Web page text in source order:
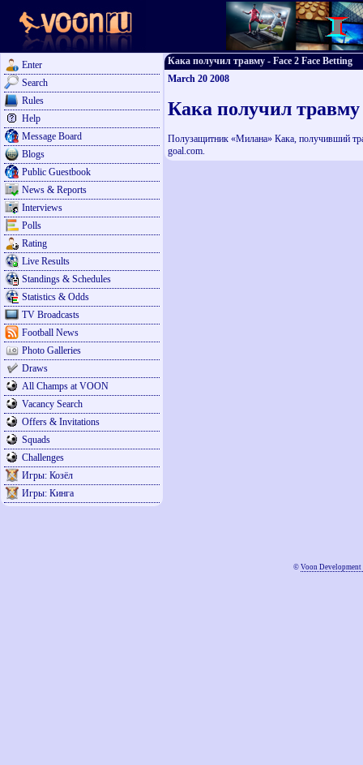
Enter
Search
Rules
Help
Message Board
Blogs
Public Guestbook
News & Reports
Interviews
Polls
Rating
Live Results
Standings & Schedules
Statistics & Odds
TV Broadcasts
Football News
Photo Galleries
Draws
All Champs at VOON
Vacancy Search
Offers & Invitations
Squads
Challenges
Игры: Козёл
Игры: Кинга
Кака получил травму - Face 2 Face Betting
March 20 2008
Кака получил травму
Полузащитник «Милана» Кака, получивший
goal.com.
© Voon Development